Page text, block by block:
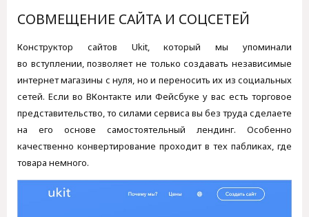
СОВМЕЩЕНИЕ САЙТА И СОЦСЕТЕЙ
Конструктор сайтов Ukit, который мы упоминали
во вступлении, позволяет не только создавать независимые
интернет магазины с нуля, но и переносить их из социальных
сетей. Если во ВКонтакте или Фейсбуке у вас есть торговое
представительство, то силами сервиса вы без труда сделаете
на его основе самостоятельный лендинг. Особенно
качественно конвертирование проходит в тех пабликах, где
товара немного.